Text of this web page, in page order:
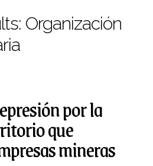
Organización
por la
que
mineras